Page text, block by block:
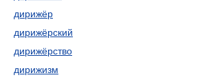
дирижёр
дирижёрский
дирижёрство
дирижизм